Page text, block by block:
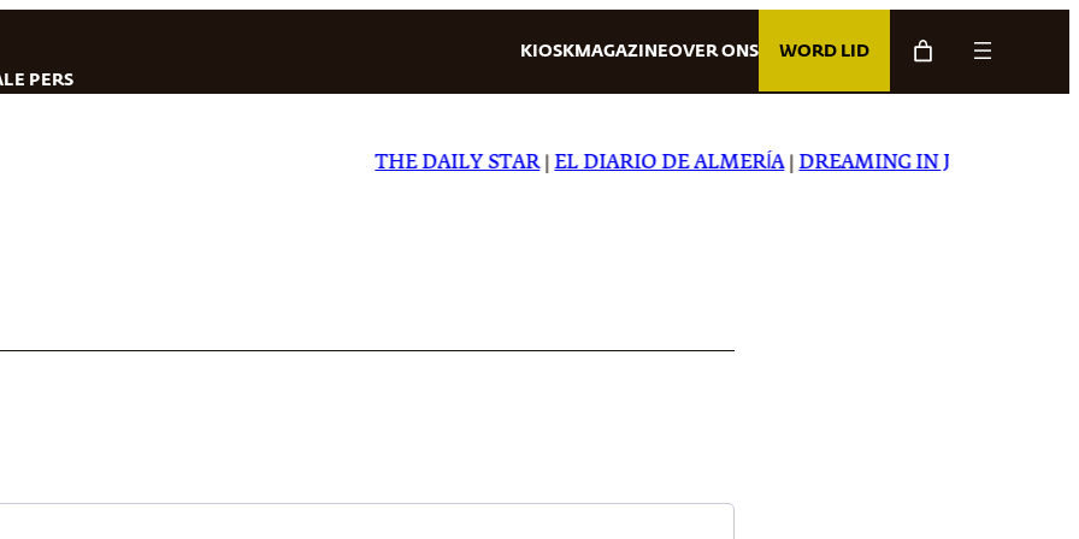
PERS
KIOSK MAGAZINEOVER ONS WORD LID
THE DAILY STAR|EL DIARIO DE ALMERÍA|DREAMING IN JAPANESE